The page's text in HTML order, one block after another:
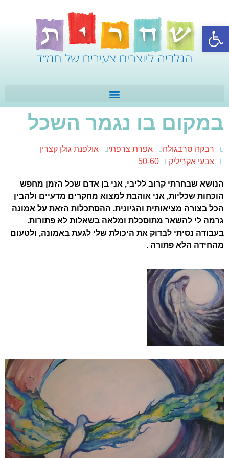
פתח סרגל נגישות
במקום בו נגמר השכל
רבקה סרבגולה אפרת צרפתי
אולפנת גולן קצרין
צבעי אקריליק
50-60
הנושא שבחרתי קרוב לליבי, אני בן אדם שכל הזמן מחפש
הוכחות שכליות, אני אוהבת למצוא מחקרים מדעיים ולהבין
הכל בצורה מציאותית והגיונית. ההסתכלות הזאת על אמונה
גרמה לי להשאר מתוסכלת ומלאה בשאלות לא פתורות.
בעבודה נסיתי לבדוק את היכולת שלי לגעת באמונה, ולטעום
מהחידה הלא פתורה .